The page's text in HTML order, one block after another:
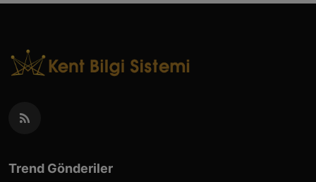
Trend Gönderiler